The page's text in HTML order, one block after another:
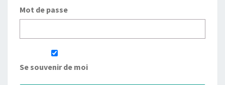
Mot de passe
Se souvenir de moi